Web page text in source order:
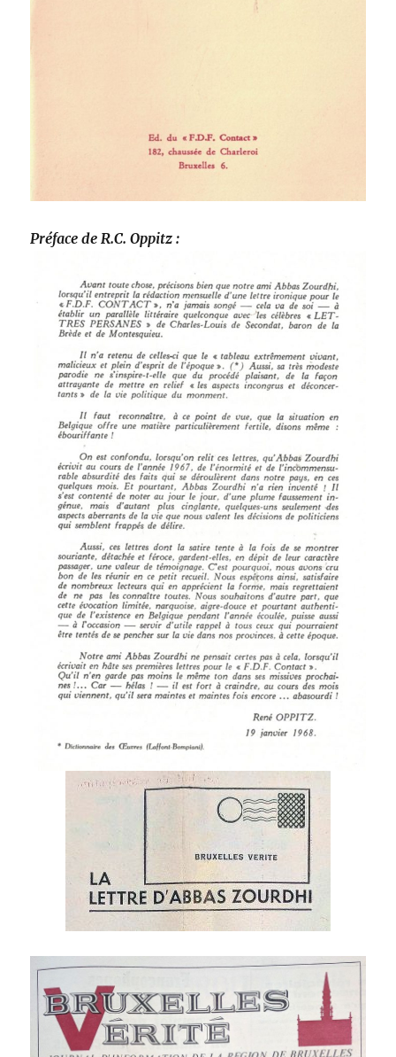
Préface de R.C. Oppitz :